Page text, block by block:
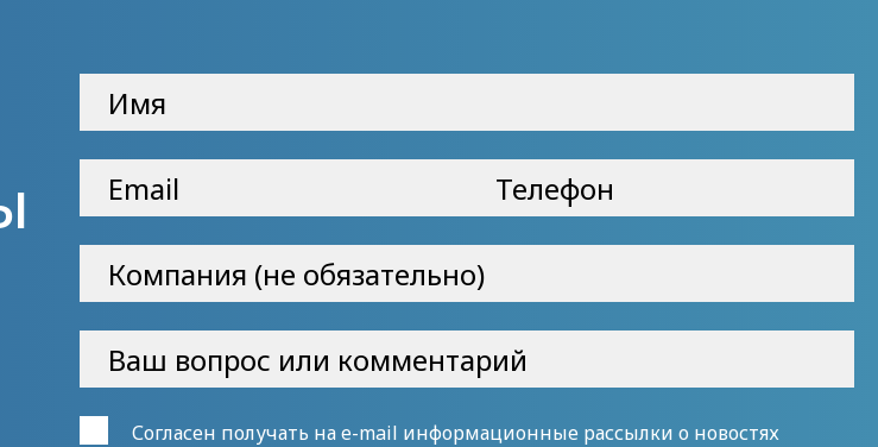
Согласен получать на e-mail информационные рассылки о новостях